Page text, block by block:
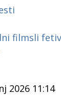
filmsli
2026 11:14